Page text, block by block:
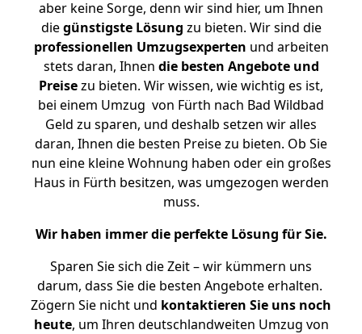
aber keine Sorge, denn wir sind hier, um Ihnen
diegünstigste Lösung zu bieten. Wir sind die
professionellen Umzugsexperten und arbeiten
stets daran, Ihnen die besten Angebote und
Preisezu bieten. Wir wissen, wie wichtig es ist,
bei einem Umzug von Fürth nach Bad Wildbad
Geld zu sparen, und deshalb setzen wir alles
daran, Ihnen die besten Preise zu bieten. Ob Sie
nun eine kleine Wohnung haben oder ein großes
Haus in Fürth besitzen, was umgezogen werden
muss.
Wir haben immer die perfekte Lösung für Sie.
Sparen Sie sich die Zeit – wir kümmern uns
darum, dass Sie die besten Angebote erhalten.
Zögern Sie nicht und kontaktieren Sie uns noch
heute, um Ihren deutschlandweiten Umzug von